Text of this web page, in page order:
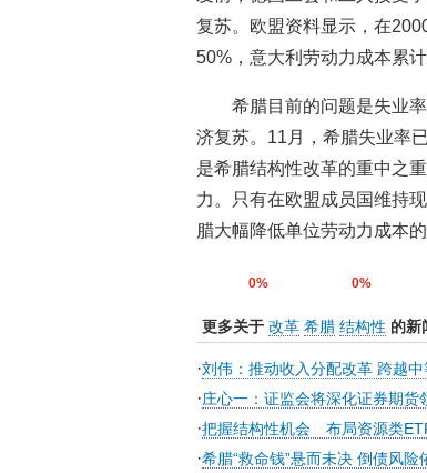
复苏。欧盟资料显示，在
50%，意大利劳动力成本累
希腊目前的问题是失业
济复苏。11月，希腊失业率
是希腊结构性改革的重中之
力。只有在欧盟成员国维持
腊大幅降低单位劳动力成本
0% 0%
更多关于 改革 希腊 结构性 的新
·刘伟：推动收入分配改革 跨越
·庄心一：证监会将深化证券期货
·把握结构性机会 布局资源类
·希腊“救命钱”悬而未决 倒债风险